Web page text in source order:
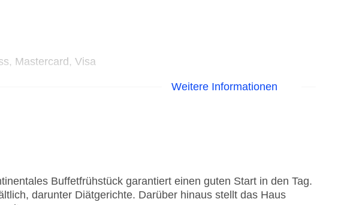
Mastercard, Visa
Weitere Informationen
Buffetfrühstück garantiert einen guten Start in den Tag.
darunter Diätgerichte. Darüber hinaus stellt das Haus